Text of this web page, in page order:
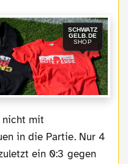
SCHWATZ
GELB.DE
SHOP
in die Partie. Nur 4
ein 0:3 gegen